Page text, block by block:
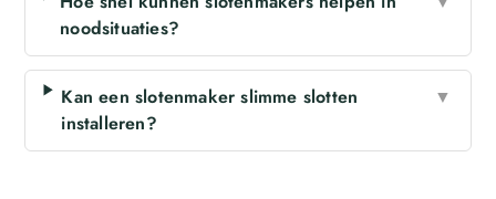
noodsituaties?
Kan een slotenmaker slimme slotten
installeren?
▼